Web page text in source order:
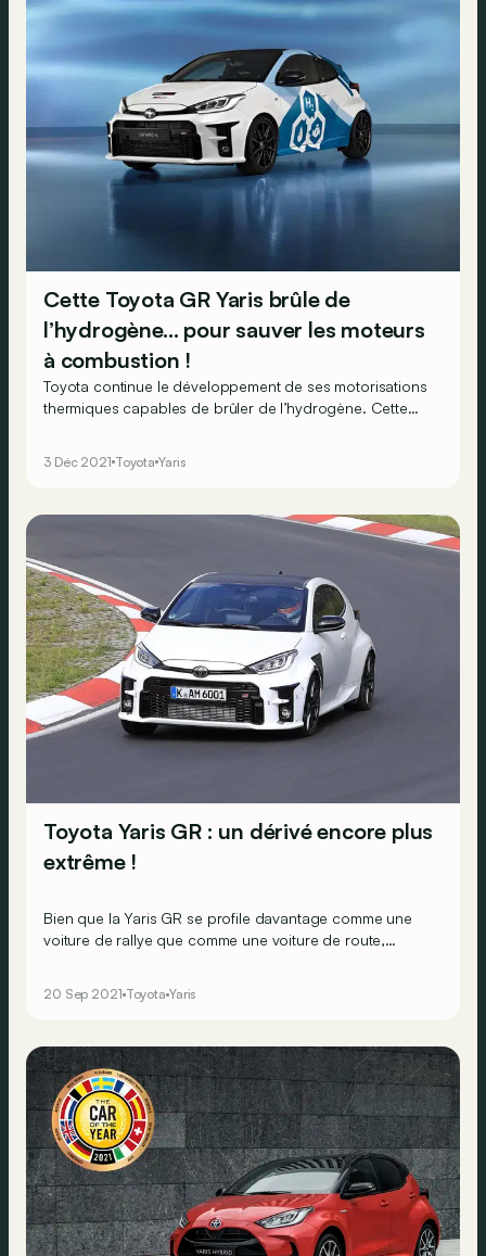
Cette Toyota GR Yaris brûle de
l’hydrogène… pour sauver les moteurs
à combustion !
Toyota continue le développement de ses motorisations
thermiques capables de brûler de l’hydrogène. Cette
3 Déc 2021 Toyota Yaris
Toyota Yaris GR : un dérivé encore plus
extrême !
Bien que la Yaris GR se profile davantage comme une
voiture de rallye que comme une voiture de route,
20 Sep 2021 Toyota Yaris